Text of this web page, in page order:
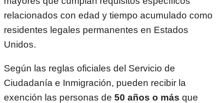
relacionados con edad y tiempo acumulado como
residentes legales permanentes en Estados
Unidos.
Según las reglas oficiales del Servicio de
Ciudadanía e Inmigración, pueden recibir la
exención las personas de 50 años o más que